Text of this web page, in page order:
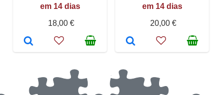
em 14 dias
18,00 €
em 14 dias
20,00 €